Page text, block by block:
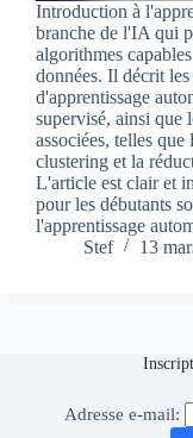
Introduction à
branche de l'IA qui
algorithmes
données. Il décrit
d'apprentissage
supervisé, ainsi que
associées, telles
clustering et la
L'article est clair et
pour les débutants
l'apprentissage
Stef
13
Adresse e-mail: